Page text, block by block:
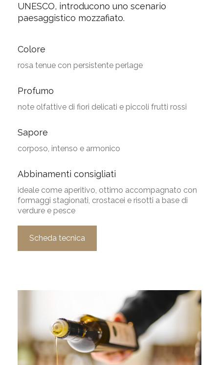
UNESCO, introducono uno scenario
paesaggistico mozzafiato.
Colore
rosa tenue con persistente perlage
Profumo
note olfattive di fiori delicati e piccoli frutti rossi
Sapore
corposo, intenso e armonico
Abbinamenti consigliati
ideale come aperitivo, ottimo accompagnato con
formaggi stagionati, crostacei e risotti a base di
verdure e pesce
Scheda tecnica